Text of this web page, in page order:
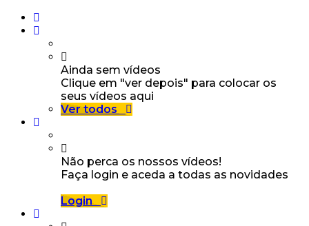
Ainda sem vídeos
Clique em "ver depois" para colocar os
seus vídeos aqui
Ver todos
Não perca os nossos vídeos!
Faça login e aceda a todas as novidades
Login